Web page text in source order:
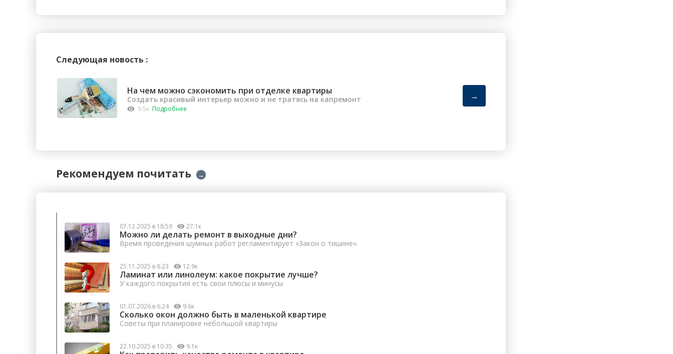
Следующая новость :
На чем можно сэкономить при отделке квартиры
Создать красивый интерьер можно и не тратясь на капремонт
9.5к Подробнее
→
Рекомендуем почитать →
07.12.2025 в 18:59 27.1к
Можно ли делать ремонт в выходные дни?
Время проведения шумных работ регламентирует «Закон о тишине».
25.11.2025 в 8:23 12.9к
Ламинат или линолеум: какое покрытие лучше?
У каждого покрытия есть свои плюсы и минусы
01.07.2026 в 6:24 9.6к
Сколько окон должно быть в маленькой квартире
Советы при планировке небольшой квартиры
22.10.2025 в 10:35 9.1к